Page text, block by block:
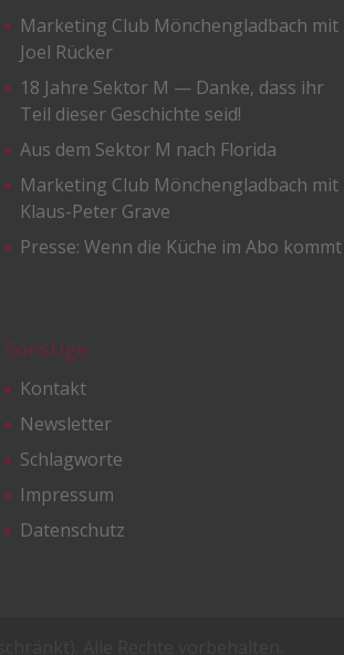
Marketing Club Mönchengladbach mit
Joel Rücker
18 Jahre Sektor M — Danke, dass ihr
Teil dieser Geschichte seid!
Aus dem Sektor M nach Florida
Marketing Club Mönchengladbach mit
Klaus-Peter Grave
Presse: Wenn die Küche im Abo kommt
Sonstige
Kontakt
Newsletter
Schlagworte
Impressum
Datenschutz